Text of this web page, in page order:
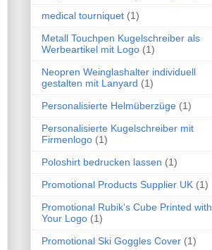
medical tourniquet (1)
Metall Touchpen Kugelschreiber als
Werbeartikel mit Logo (1)
Neopren Weinglashalter individuell
gestalten mit Lanyard (1)
Personalisierte Helmüberzüge (1)
Personalisierte Kugelschreiber mit
Firmenlogo (1)
Poloshirt bedrucken lassen (1)
Promotional Products Supplier UK (1)
Promotional Rubik's Cube Printed with
Your Logo (1)
Promotional Ski Goggles Cover (1)